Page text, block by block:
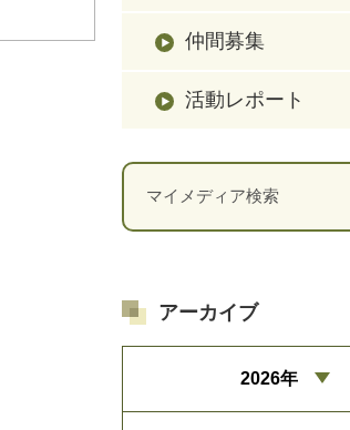
仲間募集
活動レポート
アーカイブ
2026年